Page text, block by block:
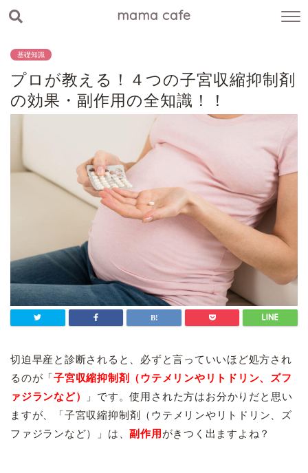
mama cafe
基礎知識
プロが教える！４つの子宮収縮抑制剤
の効果・副作用の全知識！！
切迫早産と診断されると、必ずと言っていいほど処方され
るのが「子宮収縮抑制剤（ウテメリンやリトドリン、ズフ
ァジランなど）
」です。使用された方はお分かりだと思い
ますが、
「子宮収縮抑制剤（ウテメリンやリトドリン、ズ
ファジランなど）」は、副作用 がきつく出ますよね？